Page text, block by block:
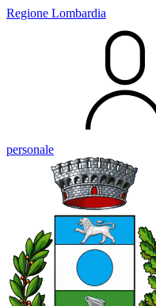
Regione Lombardia
personale